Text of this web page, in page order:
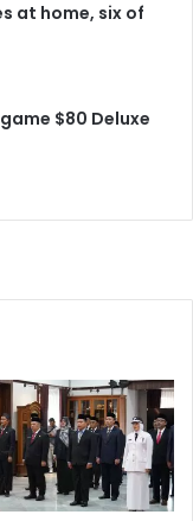
at home, six of
$80 Deluxe